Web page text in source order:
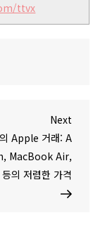
ttvx
N
e
x
t
P
Next
Apple 거래: A
MacBook Air,
의 저렴한 가격